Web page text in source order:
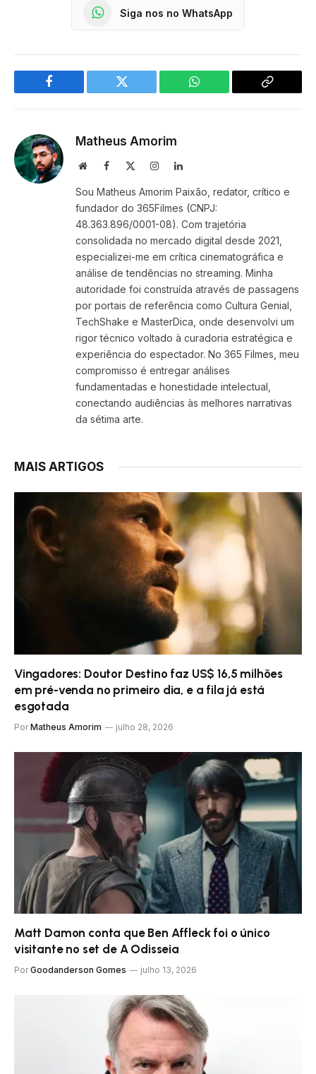
Siga nos no WhatsApp
Facebook Twitter WhatsApp
Copy
Matheus Amorim
WebsiteFacebook InstagramLinkedIn
Sou Matheus Amorim Paixão, redator, crítico e
fundador do 365Filmes (CNPJ:
48.363.896/0001-08). Com trajetória
consolidada no mercado digital desde 2021,
especializei-me em crítica cinematográfica e
análise de tendências no streaming. Minha
autoridade foi construída através de passagens
por portais de referência como Cultura Genial,
TechShake e MasterDica, onde desenvolvi um
rigor técnico voltado à curadoria estratégica e
experiência do espectador. No 365 Filmes, meu
compromisso é entregar análises
fundamentadas e honestidade intelectual,
conectando audiências às melhores narrativas
da sétima arte.
MAIS ARTIGOS
Vingadores: Doutor Destino faz US$ 16,5 milhões
em pré-venda no primeiro dia, e a fila já está
esgotada
Por Matheus Amorim julho 28, 2026
Matt Damon conta que Ben Affleck foi o único
visitante no set de A Odisseia
Por Goodanderson Gomes julho 13, 2026